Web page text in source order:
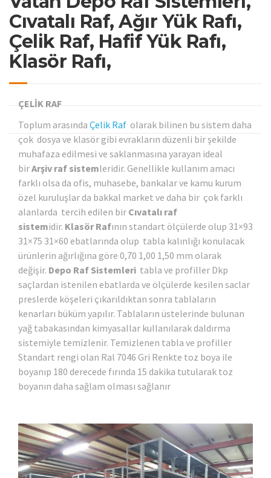
Cıvatalı Raf, Ağır Yük Rafı,
Çelik Raf, Hafif Yük Rafı,
Klasör Rafı,
ÇELİK RAF
Toplum arasında Çelik Raf olarak bilinen bu sistem daha
çok dosya ve klasör gibi evrakların düzenli bir şekilde
muhafaza edilmesi ve saklanmasına yarayan ideal
birArşiv raf sistemleridir. Genellikle kullanım amacı
farklı olsa da ofis, muhasebe, bankalar ve kamu kurum
özel kuruluşlar da bakkal market ve daha bir çok farklı
alanlarda tercih edilen bir Cıvatalı raf
sistemidir. Klasör Rafının standart ölçülerde olup 31×93
31×75 31×60 ebatlarında olup tabla kalınlığı konulacak
ürünlerin ağırlığına göre 0,70 1,00 1,50 mm olarak
değişir. Depo Raf Sistemleri tabla ve profiller Dkp
saçlardan istenilen ebatlarda ve ölçülerde kesilen saclar
preslerde köşeleri çıkarıldıktan sonra tablaların
kenarları büküm yapılır. Tablaların üstelerinde bulunan
yağ tabakasından kimyasallar kullanılarak daldırma
sistemiyle temizlenir. Temizlenen tabla ve profiller
Standart rengi olan Ral 7046 Gri Renkte toz boya ile
boyanıp 180 derecede fırında 15 dakika tutularak toz
boyanın daha sağlam olması sağlanır